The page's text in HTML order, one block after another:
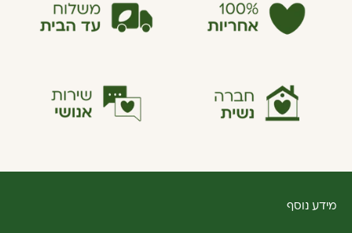
אימייל
מידע נוסף